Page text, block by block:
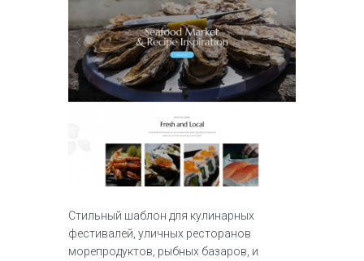
Стильный шаблон для кулинарных
фестивалей, уличных ресторанов
морепродуктов, рыбных базаров, и